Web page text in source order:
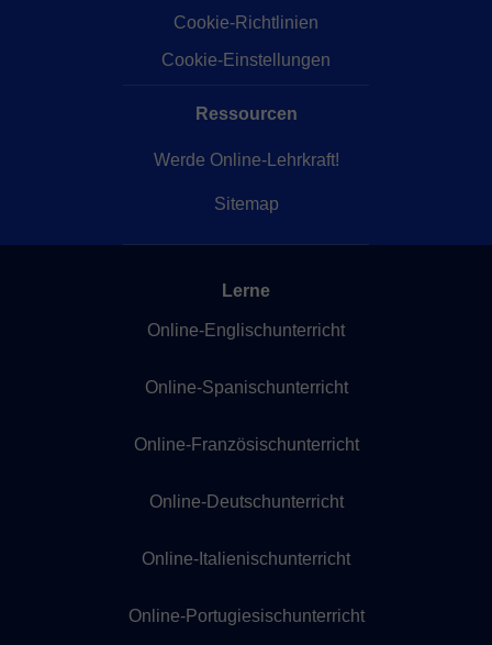
Cookie-Richtlinien
Cookie-Einstellungen
Ressourcen
Werde Online-Lehrkraft!
Sitemap
Lerne
Online-Englischunterricht
Online-Spanischunterricht
Online-Französischunterricht
Online-Deutschunterricht
Online-Italienischunterricht
Online-Portugiesischunterricht